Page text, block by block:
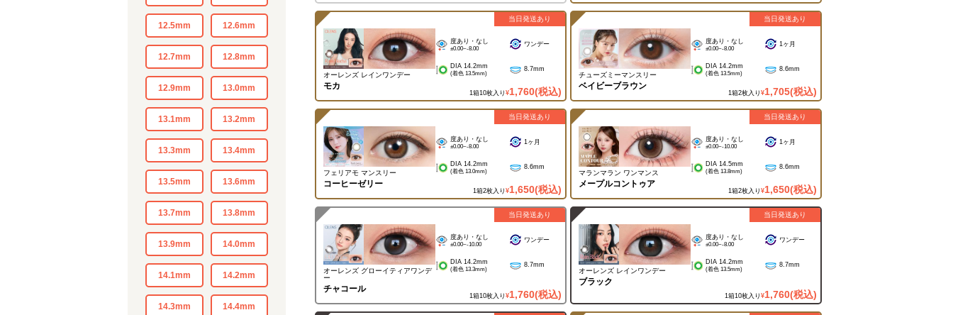
12.5mm 12.6mm
12.7mm 12.8mm
12.9mm 13.0mm
13.1mm 13.2mm
13.3mm 13.4mm
13.5mm 13.6mm
13.7mm 13.8mm
13.9mm 14.0mm
14.1mm 14.2mm
14.3mm 14.4mm
オーレンズ レインワンデー
モカ
度あり・なし
±0.00~-8.00
ワンデー
DIA 14.2mm
(着色 13.5mm)
8.7mm
1箱10枚入り ¥1,760(税込)
当日発送あり
チューズミーマンスリー
ベイビーブラウン
度あり・なし
±0.00~-8.00
1ヶ月
DIA 14.2mm
(着色 13.5mm)
8.6mm
1箱2枚入り ¥1,705(税込)
当日発送あり
フェリアモ マンスリー
コーヒーゼリー
度あり・なし
±0.00~-8.00
1ヶ月
DIA 14.2mm
(着色 13.0mm)
8.6mm
1箱2枚入り ¥1,650(税込)
当日発送あり
マランマラン ワンマンス
メープルコントゥア
度あり・なし
±0.00~-10.00
1ヶ月
DIA 14.5mm
(着色 13.8mm)
8.6mm
1箱2枚入り ¥1,650(税込)
当日発送あり
オーレンズ グローイティアワンデ
ー
チャコール
度あり・なし
±0.00~-10.00
ワンデー
DIA 14.2mm
(着色 13.3mm)
8.7mm
1箱10枚入り ¥1,760(税込)
当日発送あり
オーレンズ レインワンデー
ブラック
度あり・なし
±0.00~-8.00
ワンデー
DIA 14.2mm
(着色 13.5mm)
8.7mm
1箱10枚入り ¥1,760(税込)
当日発送あり